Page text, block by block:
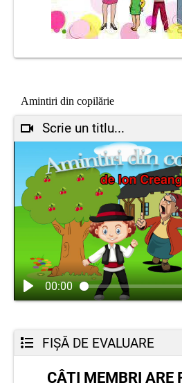
Amintiri din copilărie
Scrie un titlu...
00:00
FIȘĂ DE EVALUARE
CÂȚI MEMBRI ARE